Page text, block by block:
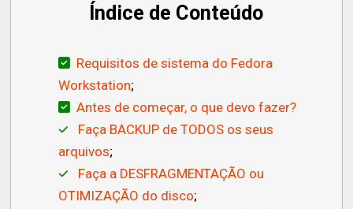
Índice de Conteúdo
Requisitos de sistema do Fedora
Workstation;
Antes de começar, o que devo fazer?
Faça BACKUP de TODOS os seus
arquivos;
Faça a DESFRAGMENTAÇÃO ou
OTIMIZAÇÃO do disco;